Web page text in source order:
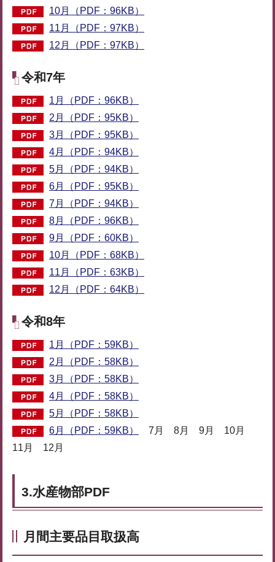
10月（PDF：96KB）
11月（PDF：97KB）
12月（PDF：97KB）
令和7年
1月（PDF：96KB）
2月（PDF：95KB）
3月（PDF：95KB）
4月（PDF：94KB）
5月（PDF：94KB）
6月（PDF：95KB）
7月（PDF：94KB）
8月（PDF：96KB）
9月（PDF：60KB）
10月（PDF：68KB）
11月（PDF：63KB）
12月（PDF：64KB）
令和8年
1月（PDF：59KB）
2月（PDF：58KB）
3月（PDF：58KB）
4月（PDF：58KB）
5月（PDF：58KB）
6月（PDF：59KB）
7月 8月 9月 10月
11月 12月
3.水産物部PDF
月間主要品目取扱高